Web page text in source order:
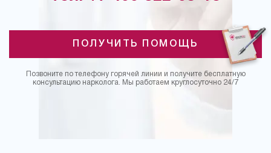
ПОЛУЧИТЬ ПОМОЩЬ
Позвоните по телефону горячей линии и получите бесплатную
консультацию нарколога. Мы работаем круглосуточно 24/7